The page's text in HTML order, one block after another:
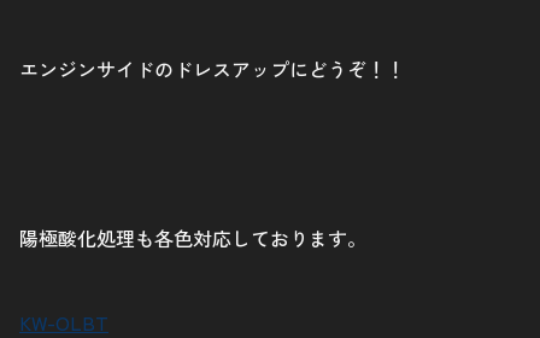
エンジンサイドのドレスアップにどうぞ！！
陽極酸化処理も各色対応しております。
KW-OLBT